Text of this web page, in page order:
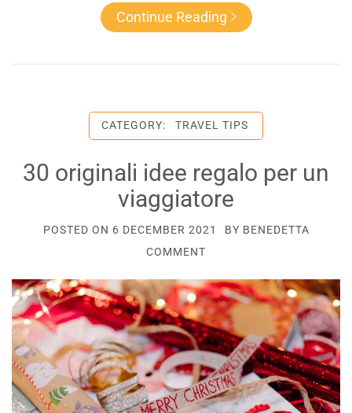
Continue Reading
CATEGORY: TRAVEL TIPS
30 originali idee regalo per un
viaggiatore
POSTED ON 6 DECEMBER 2021 BY BENEDETTA
COMMENT